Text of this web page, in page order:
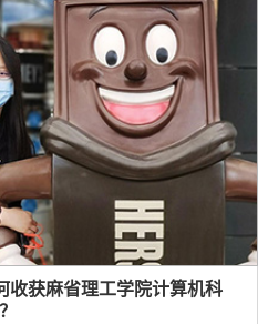
电子与计算机工程专业
收获麻省理工学院计算机科